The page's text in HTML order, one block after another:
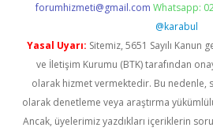
forumhizmeti@gmail.com Whatsapp:
@karabul
Yasal Uyarı: Sitemiz, 5651 Sayılı
ve İletişim Kurumu (BTK) tarafından
olarak hizmet vermektedir. Bu
olarak denetleme veya araştırma
Ancak, üyelerimiz yazdıkları içeriklerin